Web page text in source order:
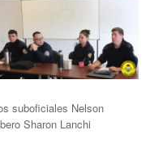
suboficiales Nelson
Sharon Lanchi